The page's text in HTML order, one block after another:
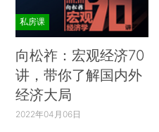
私房课
向松祚：宏观经济70
讲，带你了解国内外
经济大局
2022年04月06日